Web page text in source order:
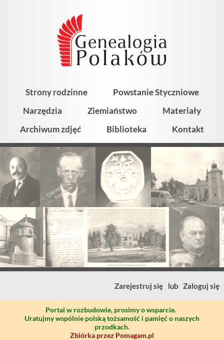
Strony rodzinne
Powstanie Styczniowe
Narzędzia
Ziemiaństwo
Materiały
Archiwum zdjęć
Biblioteka Kontakt
Zarejestruj się lub Zaloguj się
Portal w rozbudowie, prosimy o wsparcie.
Uratujmy wspólnie polską tożsamość i pamięć o naszych
przodkach.
Zbiórka przez Pomagam.pl